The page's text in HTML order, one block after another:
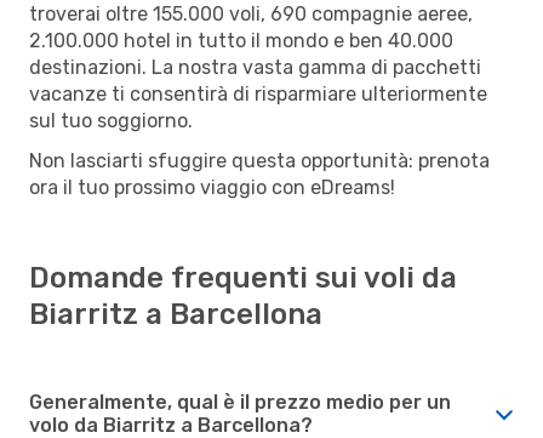
troverai oltre 155.000 voli, 690 compagnie aeree,
2.100.000 hotel in tutto il mondo e ben 40.000
destinazioni. La nostra vasta gamma di pacchetti
vacanze ti consentirà di risparmiare ulteriormente
sul tuo soggiorno.
Non lasciarti sfuggire questa opportunità: prenota
ora il tuo prossimo viaggio con eDreams!
Domande frequenti sui voli da
Biarritz a Barcellona
Generalmente, qual è il prezzo medio per un
volo da Biarritz a Barcellona?